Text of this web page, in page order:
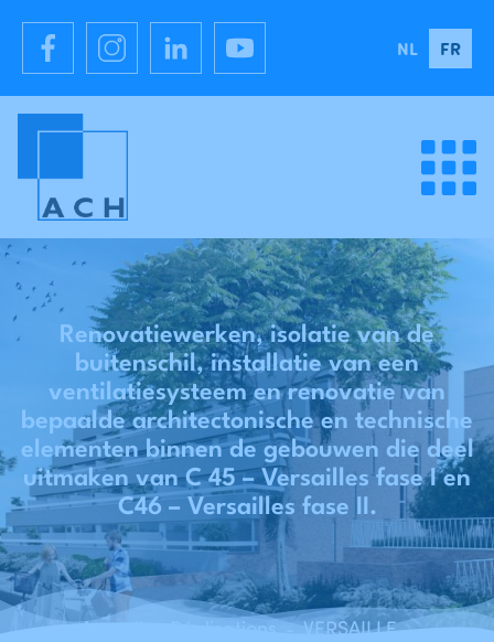
NL FR
Accueil Réalisations - VERSAILLES - Renovation, isolation de l'enveloppe, installation d'un système de ventilation et renovation de certains éléments architectoniques et techniques dans les bâtiments C 45 – Versailles phase I et C46 – Versailles phase II.
Renovatiewerken, isolatie van de
buitenschil, installatie van een
ventilatiesysteem en renovatie van
bepaalde architectonische en technische
elementen binnen de gebouwen die deel
uitmaken van C 45 – Versailles fase I en
C46 – Versailles fase II.